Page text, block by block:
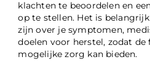
klachten te beoordelen en
op te stellen. Het is
zijn over je symptomen,
doelen voor herstel, zodat de
mogelijke zorg kan bieden.